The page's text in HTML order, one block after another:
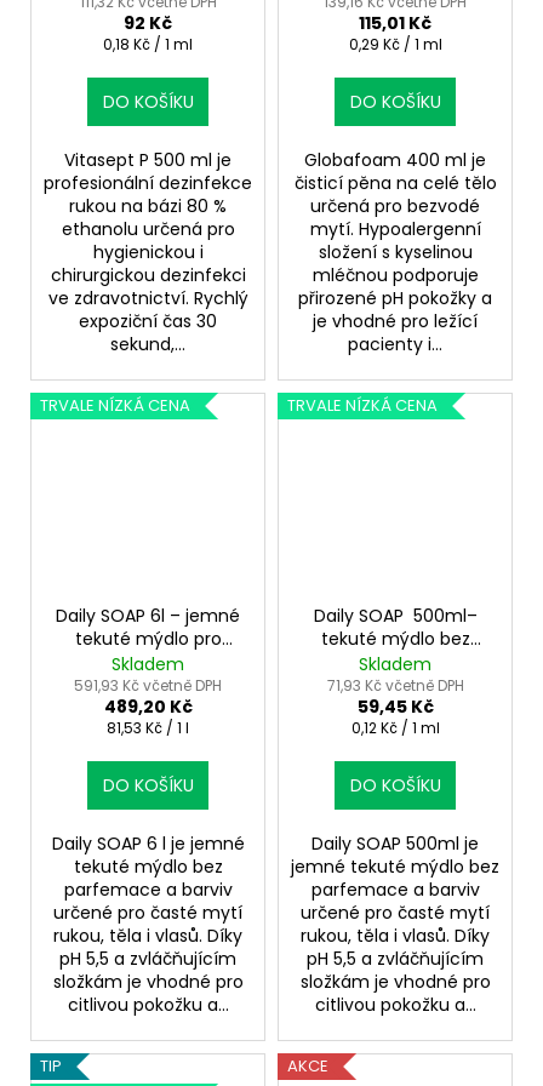
92 Kč
Měrná
0,18 Kč / 1 ml
DO KOŠÍKU
Vitasept P 500 ml je
profesionální dezinfekce
rukou na bázi 80 %
ethanolu určená pro
hygienickou i
chirurgickou dezinfekci
ve zdravotnictví. Rychlý
expoziční čas 30
sekund,...
115,01 Kč
Měrná
0,29 Kč / 1 ml
DO KOŠÍKU
Globafoam 400 ml je
čisticí pěna na celé tělo
určená pro bezvodé
mytí. Hypoalergenní
složení s kyselinou
mléčnou podporuje
přirozené pH pokožky a
je vhodné pro ležící
pacienty i...
TRVALE NÍZKÁ CENA
Daily SOAP 6l – jemné
tekuté mýdlo pro
časté mytí
Skladem
591,93 Kč včetně DPH
489,20 Kč
Měrná
81,53 Kč / 1 l
DO KOŠÍKU
Daily SOAP 6 l je jemné
tekuté mýdlo bez
parfemace a barviv
určené pro časté mytí
rukou, těla i vlasů. Díky
pH 5,5 a zvláčňujícím
složkám je vhodné pro
citlivou pokožku a...
TRVALE NÍZKÁ CENA
Daily SOAP 500ml–
tekuté mýdlo bez
parfemace a barviv
Skladem
71,93 Kč včetně DPH
59,45 Kč
Měrná
0,12 Kč / 1 ml
DO KOŠÍKU
Daily SOAP 500ml je
jemné tekuté mýdlo bez
parfemace a barviv
určené pro časté mytí
rukou, těla i vlasů. Díky
pH 5,5 a zvláčňujícím
složkám je vhodné pro
citlivou pokožku a...
TIP
AKCE